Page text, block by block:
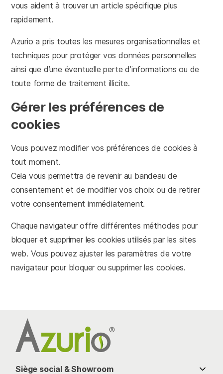
vous aident à trouver un article spécifique plus
rapidement.
Azurio a pris toutes les mesures organisationnelles et
techniques pour protéger vos données personnelles
ainsi que d’une éventuelle perte d’informations ou de
toute forme de traitement illicite.
Gérer les préférences de
cookies
Vous pouvez modifier vos préférences de cookies à
tout moment.
Cela vous permettra de revenir au bandeau de
consentement et de modifier vos choix ou de retirer
votre consentement immédiatement.
Chaque navigateur offre différentes méthodes pour
bloquer et supprimer les cookies utilisés par les sites
web. Vous pouvez ajuster les paramètres de votre
navigateur pour bloquer ou supprimer les cookies.
Siège social & Showroom